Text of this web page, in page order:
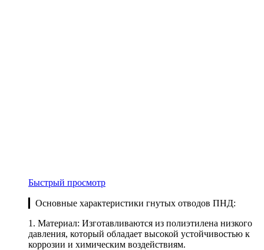
Быстрый просмотр
▎Основные характеристики гнутых отводов ПНД:
1. Материал: Изготавливаются из полиэтилена низкого
давления, который обладает высокой устойчивостью к
коррозии и химическим воздействиям.